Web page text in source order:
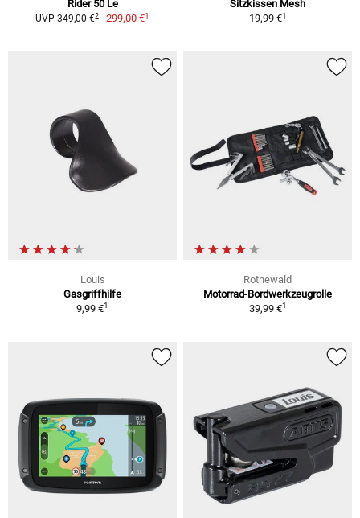
Rider 50 Le
UVP 349,00 €2 299,00 €1
Sitzkissen Mesh
19,99 €1
Louis
Gasgriffhilfe
9,99 €1
Rothewald
Motorrad-Bordwerkzeugrolle
39,99 €1